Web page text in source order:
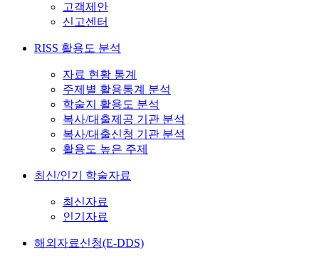
고객제안
신고센터
RISS 활용도 분석
자료 현황 통계
주제별 활용통계 분석
학술지 활용도 분석
복사/대출제공 기관 분석
복사/대출신청 기관 분석
활용도 높은 주제
최신/인기 학술자료
최신자료
인기자료
해외자료신청(E-DDS)